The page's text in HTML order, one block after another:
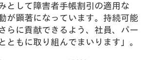
として障害者手帳割引の適用な
が顕著になっています。持続可能
らに貢献できるよう、社員、パー
ともに取り組んでまいります」。